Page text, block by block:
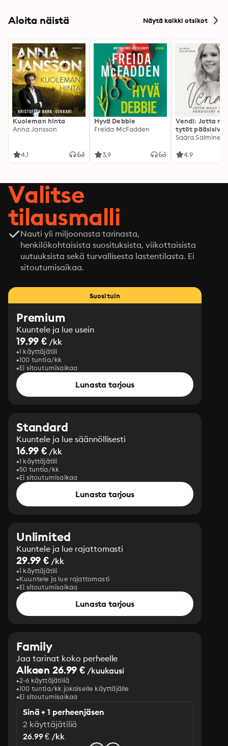
Aloita näistä Näytä kaikki otsikot
Kuoleman hinta
Anna Jansson
4.1
Hyvä Debbie
Freida McFadden
3.9
Vendi: Jotta
tytöt pääsisivät
kotiin
Saara Salminen
4.9
Valitse
tilausmalli
Nauti yli miljoonasta tarinasta,
henkilökohtaisista suosituksista, viikottaisista
uutuuksista sekä turvallisesta lastentilasta. Ei
sitoutumisaikaa.
Suosituin
Premium
Kuuntele ja lue usein
19.99 € /kk
1 käyttäjätili
100 tuntia/kk
Ei sitoutumisaikaa
Lunasta tarjous
Standard
Kuuntele ja lue säännöllisesti
16.99 € /kk
1 käyttäjätili
50 tuntia/kk
Ei sitoutumisaikaa
Lunasta tarjous
Unlimited
Kuuntele ja lue rajattomasti
29.99 € /kk
1 käyttäjätili
Kuuntele ja lue rajattomasti
Ei sitoutumisaikaa
Lunasta tarjous
Family
Jaa tarinat koko perheelle
Alkaen 26.99 € /kuukausi
2-6 käyttäjätiliä
100 tuntia/kk jokaiselle käyttäjälle
Ei sitoutumisaikaa
Sinä + 1 perheenjäsen
2 käyttäjätiliä
26.99 € /kk